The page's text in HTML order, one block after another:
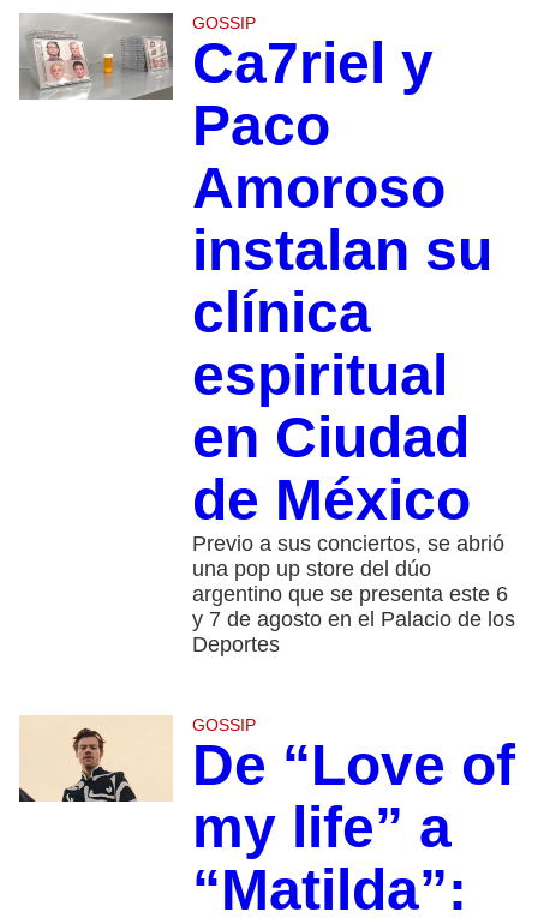
GOSSIP
Ca7riel y
Paco
Amoroso
instalan su
clínica
espiritual
en Ciudad
de México
Previo a sus conciertos, se abrió
una pop up store del dúo
argentino que se presenta este 6
y 7 de agosto en el Palacio de los
Deportes
GOSSIP
De “Love of
my life” a
“Matilda”: